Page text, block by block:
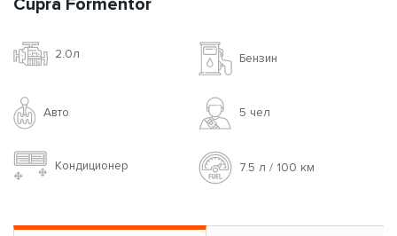
Cupra Formentor
2.0л Бензин
Авто 5 чел
Кондиционер 7.5 л / 100 км